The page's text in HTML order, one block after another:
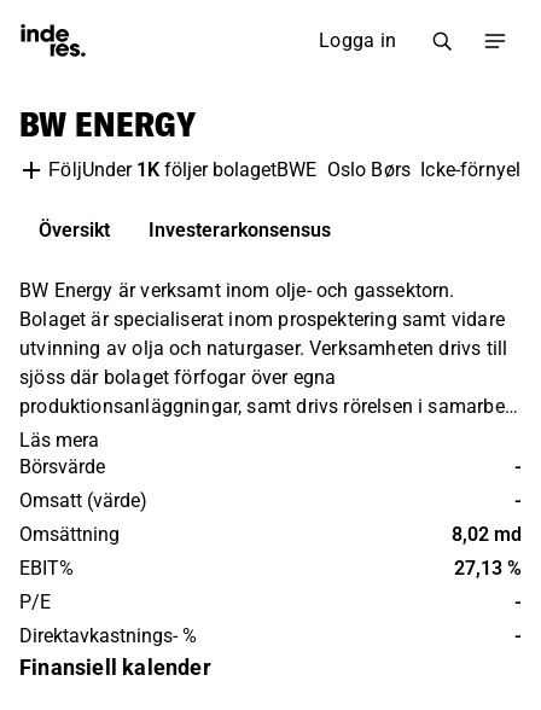
Logga in
BW ENERGY
FöljUnder 1K följer bolagetBWE Oslo Børs Icke-
Översikt Investerarkonsensus
BW Energy är verksamt inom olje- och gassektorn.
Bolaget är specialiserat inom prospektering samt vidare
utvinning av olja och naturgaser. Verksamheten drivs till
sjöss där bolaget förfogar över egna
produktionsanläggningar, samt drivs rörelsen i samarbete
med övriga partners inom marknaden. Störst verksamhet
återfinns inom den sydamerikanska marknaden.
Läs mera
Börsvärde
-
Omsatt (värde)
-
Omsättning
8,02 md
EBIT%
27,13 %
P/E
-
Direktavkastnings- %
-
Finansiell kalender